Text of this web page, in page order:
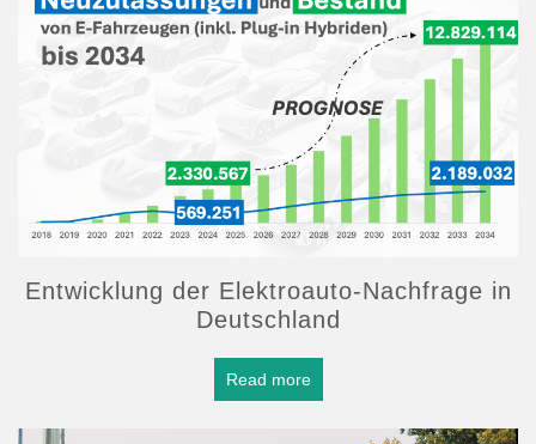
Entwicklung der Elektroauto-Nachfrage in
Deutschland
Read more